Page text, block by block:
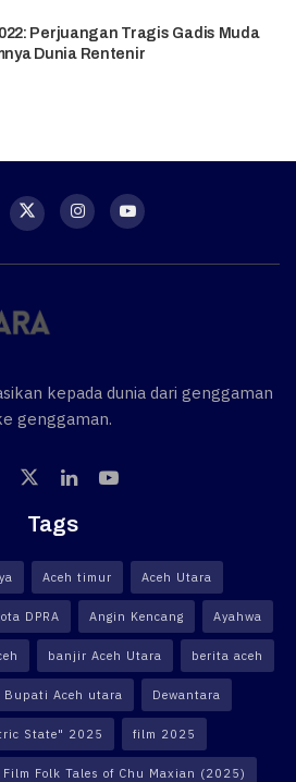
Perjuangan Tragis Gadis Muda
Dunia Rentenir
kepada dunia dari genggaman
genggaman.
Tags
Aceh timur Aceh Utara
DPRA Angin Kencang Ayahwa
banjir Aceh Utara berita aceh
Bupati Aceh utara Dewantara
State" 2025 film 2025
Film Folk Tales of Chu Maxian (2025)